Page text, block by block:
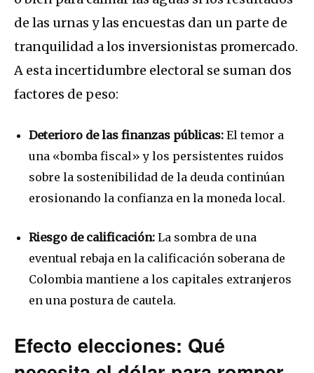
de las urnas y las encuestas dan un parte de
tranquilidad a los inversionistas promercado.
A esta incertidumbre electoral se suman dos
factores de peso:
Deterioro de las finanzas públicas: El temor a
una «bomba fiscal» y los persistentes ruidos
sobre la sostenibilidad de la deuda continúan
erosionando la confianza en la moneda local.
Riesgo de calificación: La sombra de una
eventual rebaja en la calificación soberana de
Colombia mantiene a los capitales extranjeros
en una postura de cautela.
Efecto elecciones: Qué